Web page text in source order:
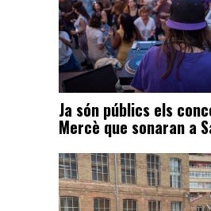
Ja són públics els
Mercè que sonaran a